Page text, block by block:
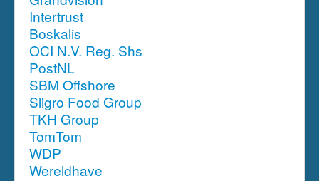
Intertrust
Boskalis
OCI N.V. Reg. Shs
PostNL
SBM Offshore
Sligro Food Group
TKH Group
TomTom
WDP
Wereldhave